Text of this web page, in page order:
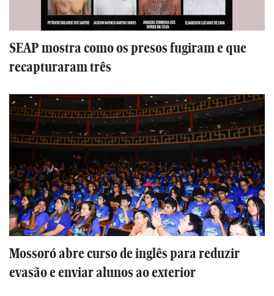
SEAP mostra como os presos fugiram e que
recapturaram três
Mossoró abre curso de inglês para reduzir
evasão e enviar alunos ao exterior